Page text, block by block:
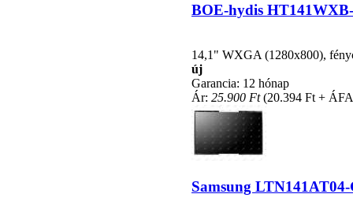
BOE-hydis
14,1" WXGA (1280x800),
új
Garancia: 12 hónap
Ár: 25.900 Ft(20.394 Ft +
Samsung